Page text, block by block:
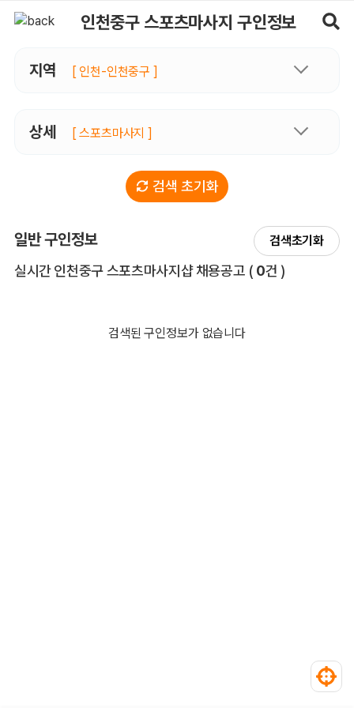
인천중구 스포츠마사지 구인정보
지역 [ 인천-인천중구 ]
상세 [ 스포츠마사지 ]
검색 초기화
일반 구인정보 검색초기화
실시간 인천중구 스포츠마사지샵 채용공고 전체 목록
( 0건 )
검색된 구인정보가 없습니다